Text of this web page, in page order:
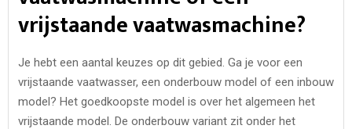
vrijstaande vaatwasmachine?
Je hebt een aantal keuzes op dit gebied. Ga je voor een
vrijstaande vaatwasser, een onderbouw model of een inbouw
model? Het goedkoopste model is over het algemeen het
vrijstaande model. De onderbouw variant zit onder het